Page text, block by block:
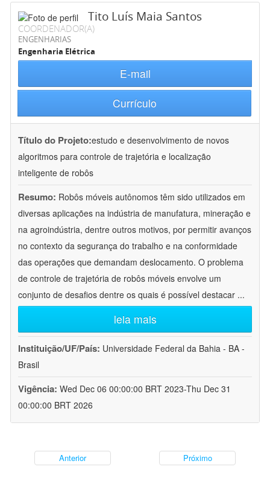
Tito Luís Maia Santos
COORDENADOR(A)
ENGENHARIAS
Engenharia Elétrica
E-mail
Currículo
Título do Projeto:estudo e desenvolvimento de novos
algoritmos para controle de trajetória e localização
inteligente de robôs
Resumo: Robôs móveis autônomos têm sido utilizados em
diversas aplicações na indústria de manufatura, mineração e
na agroindústria, dentre outros motivos, por permitir avanços
no contexto da segurança do trabalho e na conformidade
das operações que demandam deslocamento. O problema
de controle de trajetória de robôs móveis envolve um
conjunto de desafios dentre os quais é possível destacar ...
leia mais
Instituição/UF/País: Universidade Federal da Bahia - BA -
Brasil
Vigência: Wed Dec 06 00:00:00 BRT 2023-Thu Dec 31
00:00:00 BRT 2026
Anterior Próximo